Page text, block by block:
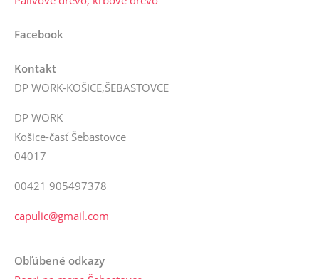
Facebook
Kontakt
DP WORK-KOŠICE,ŠEBASTOVCE
DP WORK
Košice-časť Šebastovce
04017
00421 905497378
capulic@gmail.com
Obľúbené odkazy